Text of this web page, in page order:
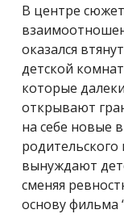
В центре
оказался
детской
которые
открывают
на себе новые
вынуждают
сменяя
основу фильма